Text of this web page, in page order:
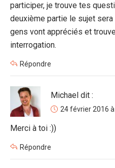
participer, je trouve tes
deuxième partie le sujet sera
gens vont appréciés et
interrogation.
Répondre
Michael dit :
24 février 2016
Merci à toi :))
Répondre